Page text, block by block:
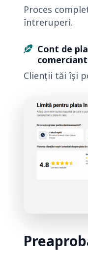
Proces
întreruperi.
Cont de
Clienții tăi își